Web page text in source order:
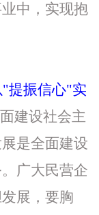
中，实现抱
"提振信心"实
建设社会主
是全面建设
广大民营企
展，要胸